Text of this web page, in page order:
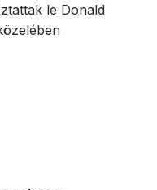
le Donald